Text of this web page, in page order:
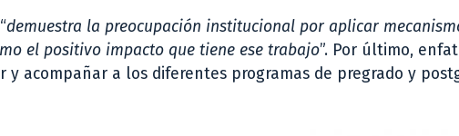
demuestra la preocupación institucional por aplicar
el positivo impacto que tiene ese trabajo”. Por último,
y acompañar a los diferentes programas de pregrado y